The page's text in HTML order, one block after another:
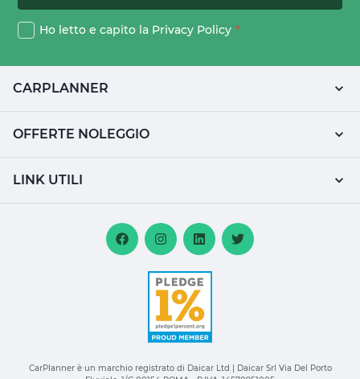
Ho letto e capito la Privacy Policy *
CARPLANNER
OFFERTE NOLEGGIO
LINK UTILI
CarPlanner è un marchio registrato di Daicar Ltd | Daicar Srl Via Del Porto